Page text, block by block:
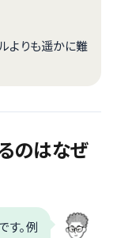
よりも遥かに難
のはなぜ
す。例